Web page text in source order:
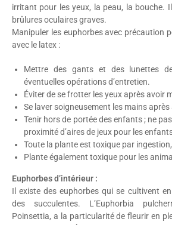
irritant pour les yeux, la peau, la bouche.
brûlures oculaires graves.
Manipuler les euphorbes avec précaution
avec le latex :
Mettre des gants et des lunettes
éventuelles opérations d’entretien.
Éviter de se frotter les yeux après avoir
Se laver soigneusement les mains
Tenir hors de portée des enfants ; ne
proximité d’aires de jeux pour les
Toute la plante est toxique par
Plante également toxique pour les
Euphorbes d’intérieur :
Il existe des euphorbes qui se cultivent
des succulentes. L’Euphorbia
Poinsettia, a la particularité de fleurir en